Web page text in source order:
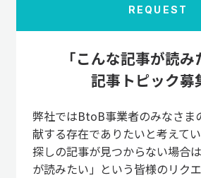
REQUEST
「こんな記事が読み
記事トピック募
弊社ではBtoB事業者のみなさま
献する存在でありたいと考えて
探しの記事が見つからない場合
が読みたい」という皆様のリク